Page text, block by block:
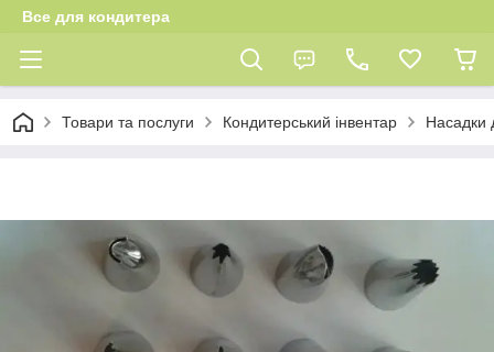
Все для кондитера
Товари та послуги Кондитерський інвентар Насадки